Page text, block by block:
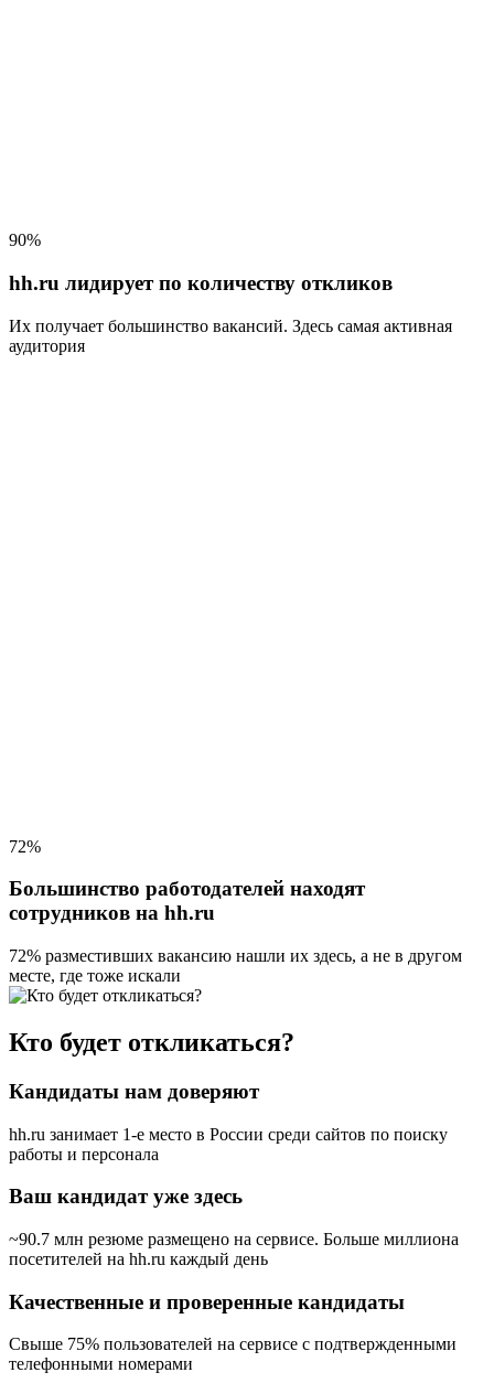
90%
hh.ru лидирует по количеству откликов
Их получает большинство вакансий. Здесь самая активная
аудитория
72%
Большинство работодателей находят
сотрудников на hh.ru
72% разместивших вакансию нашли их здесь, а не в другом
месте, где тоже искали
Кто будет откликаться?
Кандидаты нам доверяют
hh.ru занимает 1-е место в России среди сайтов по поиску
работы и персонала
Ваш кандидат уже здесь
~90.7 млн резюме размещено на сервисе. Больше миллиона
посетителей на hh.ru каждый день
Качественные и проверенные кандидаты
Свыше 75% пользователей на сервисе с подтвержденными
телефонными номерами